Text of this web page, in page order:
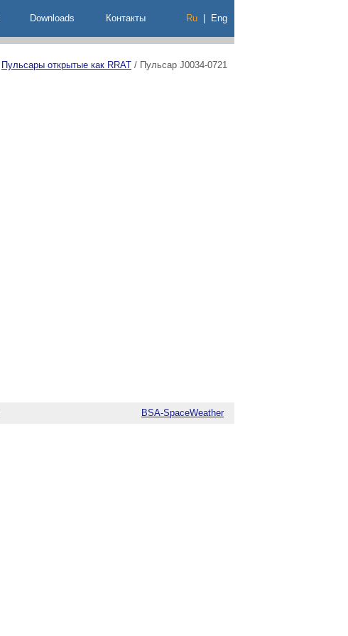
Downloads Контакты Ru Eng
Пульсары открытые как RRAT / Пульсар J0034-0721
BSA-SpaceWeather